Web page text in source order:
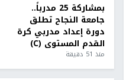
بمشاركة 25 مدرباً..
جامعة النجاح تطلق
دورة إعداد مدربي كرة
القدم المستوى (C)
منذ 51 دقيقة